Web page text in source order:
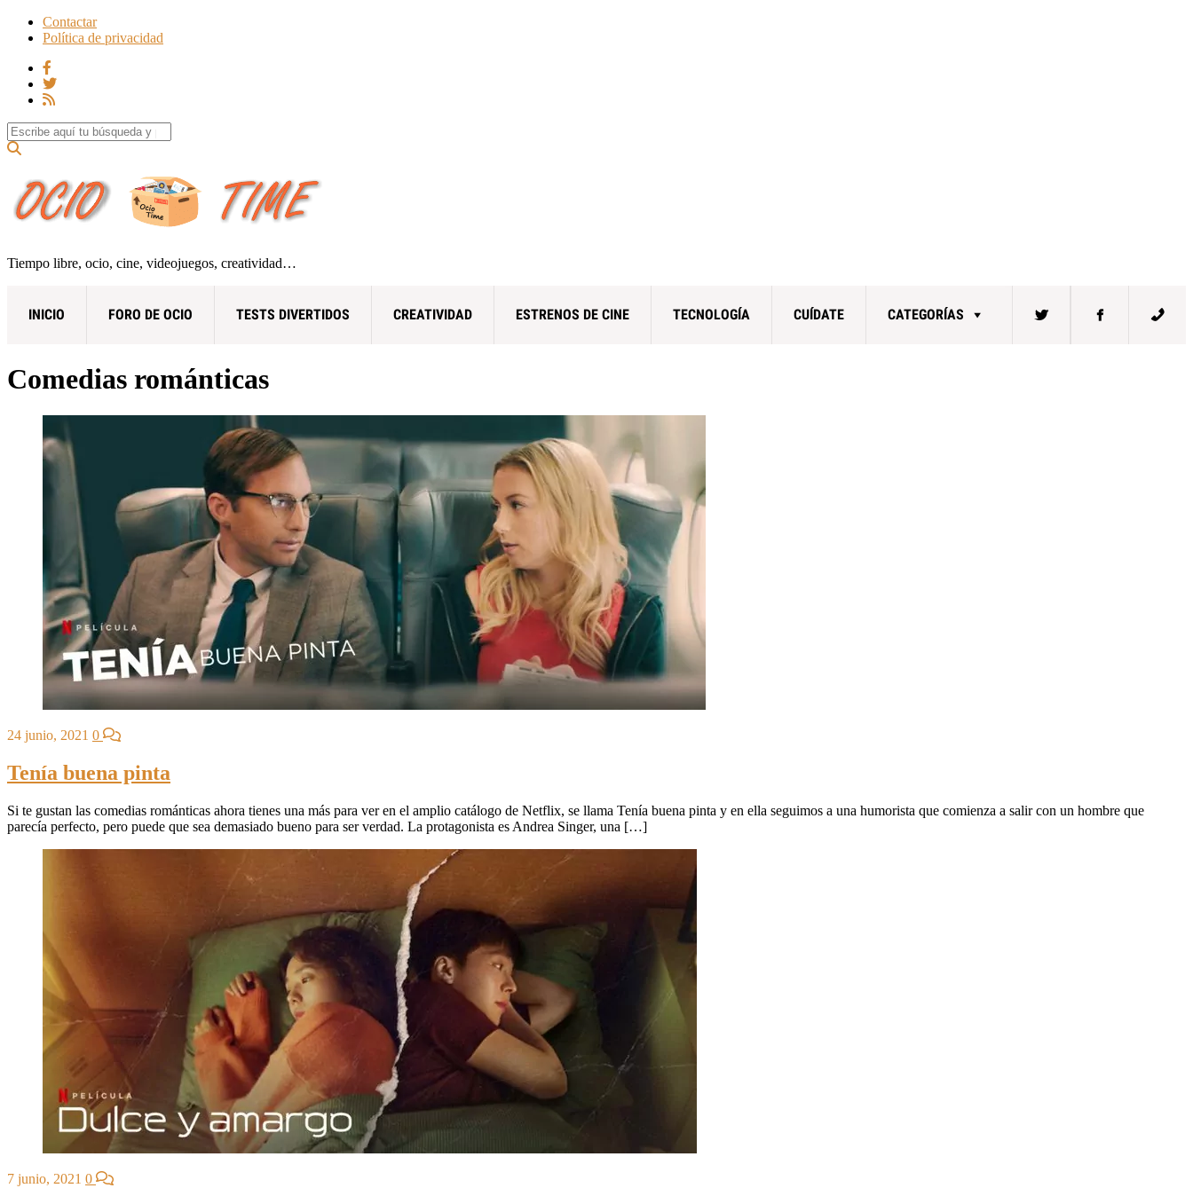
Contactar
Política de privacidad
Search for:
Tiempo libre, ocio, cine, videojuegos, creatividad…
INICIO FORO DE OCIO TESTS DIVERTIDOS CREATIVIDAD ESTRENOS DE CINE TECNOLOGÍA CUÍDATE CATEGORÍAS
Comedias románticas
24 junio, 2021 0
Tenía buena pinta
Si te gustan las comedias románticas ahora tienes una más para ver en el amplio catálogo de Netflix, se llama Tenía buena pinta y en ella seguimos a una humorista que comienza a salir con un hombre que
parecía perfecto, pero puede que sea demasiado bueno para ser verdad. La protagonista es Andrea Singer, una […]
7 junio, 2021 0